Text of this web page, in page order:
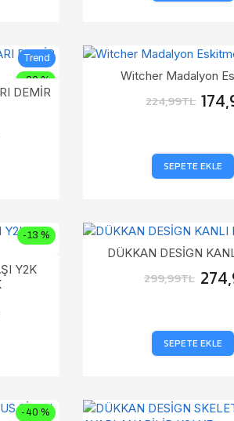
Trend
-20 %
DEMİR
Witcher Madalyon
224,99TL
SEPETE EKLE
-13 %
Y2K
DÜKKAN DESİGN
299,99TL
SEPETE EKLE
-40 %